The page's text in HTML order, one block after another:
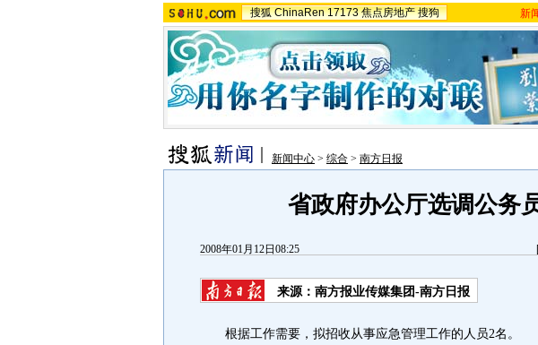
搜狐 ChinaRen 17173 焦点房地产 搜狗 新
新闻中心 > 综合 > 南方日报
省政府办公厅选调公务
2008年01月12日08:25
来源：南方报业传媒集团-南方日报
根据工作需要，拟招收从事应急管理工作的人员2名。